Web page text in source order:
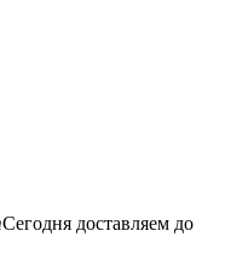
Сегодня доставляем до